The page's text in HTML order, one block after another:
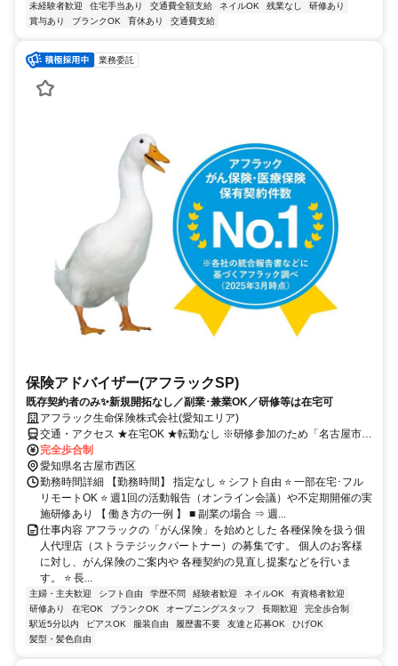
未経験者歓迎
住宅手当あり 交通費全額支給 ネイルOK 残業なし
研修あり
賞与あり
ブランクOK 育休あり 交通費支給
業務委託
保険アドバイザー(アフラックSP)
既存契約者のみ✨新規開拓なし／副業･兼業OK／研修等は在宅可
アフラック生命保険株式会社(愛知エリア)
交通・アクセス ★在宅OK ★転勤なし ※研修参加のため「名古屋市西
区」への出社あり
完全歩合制
愛知県名古屋市西区
勤務時間詳細 【勤務時間】 指定なし ⭐ シフト自由 ⭐ 一部在宅･フル
リモートOK ⭐ 週1回の活動報告（オンライン会議）や不定期開催の実
施研修あり 【 働き方の一例 】 ■ 副業の場合 ⇒ 週...
仕事内容 アフラックの「がん保険」を始めとした 各種保険を扱う個
人代理店（ストラテジックパートナー）の募集です。 個人のお客様
に対し、がん保険のご案内や 各種契約の見直し提案などを行いま
す。 ⭐ 長...
主婦・主夫歓迎 シフト自由 学歴不問 経験者歓迎 ネイルOK
有資格者歓迎
研修あり
在宅OK ブランクOK オープニングスタッフ 長期歓迎
完全歩合制
駅近5分以内
ピアスOK 服装自由 履歴書不要 友達と応募OK
ひげOK
髪型・髪色自由